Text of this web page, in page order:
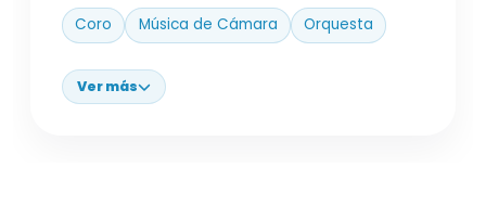
Coro Música de Cámara Orquesta
Ver más